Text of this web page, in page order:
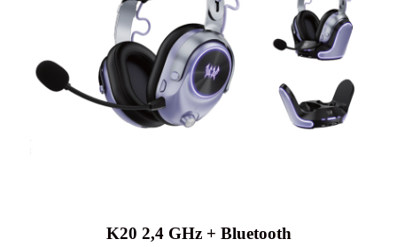
K20 2,4 GHz + Bluetooth